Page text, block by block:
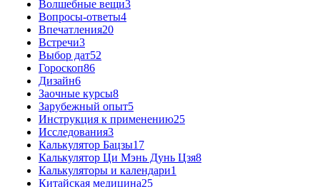
Волшебные вещи3
Вопросы-ответы4
Впечатления20
Встречи3
Выбор дат52
Гороскоп86
Дизайн6
Заочные курсы8
Зарубежный опыт5
Инструкция к применению25
Исследования3
Калькулятор Бацзы17
Калькулятор Ци Мэнь Дунь Цзя8
Калькуляторы и календари1
Китайская медицина25